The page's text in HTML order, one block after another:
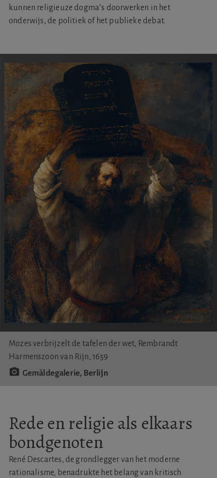
kunnen religieuze dogma’s doorwerken in het
onderwijs, de politiek of het publieke debat.
Mozes verbrijzelt de tafelen der wet, Rembrandt
Harmenszoon van Rijn, 1659
Gemäldegalerie, Berlijn
Rede en religie als elkaars
bondgenoten
René Descartes, de grondlegger van het moderne
rationalisme, benadrukte het belang van kritisch